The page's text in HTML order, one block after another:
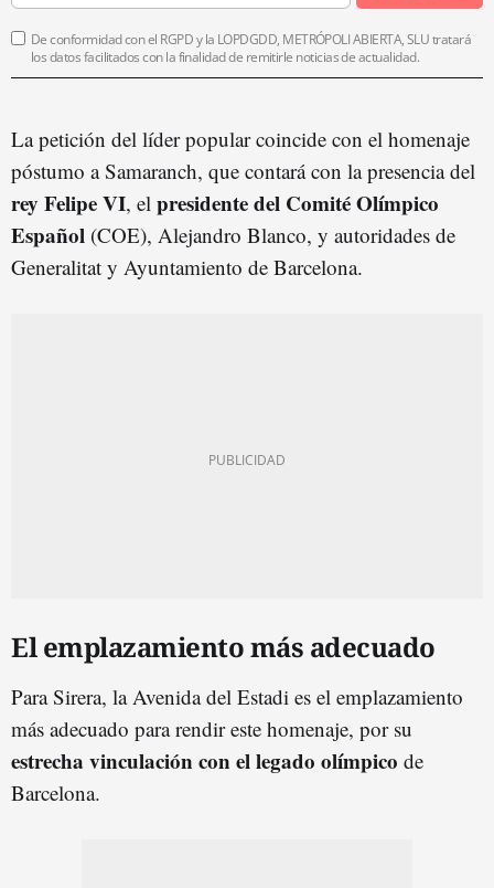
De conformidad con el RGPD y la LOPDGDD, METRÓPOLI ABIERTA, SLU tratará
los datos facilitados con la finalidad de remitirle noticias de actualidad.
La petición del líder popular coincide con el homenaje
póstumo a Samaranch, que contará con la presencia del
rey Felipe VI, el presidente del Comité Olímpico
Español (COE), Alejandro Blanco, y autoridades de
Generalitat y Ayuntamiento de Barcelona.
El emplazamiento más adecuado
Para Sirera, la Avenida del Estadi es el emplazamiento
más adecuado para rendir este homenaje, por su
estrecha vinculación con el legado olímpico de
Barcelona.